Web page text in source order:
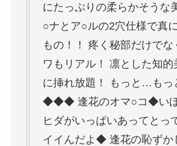
にたっぷりの柔らかそうな
○ナとア○ルの2穴仕様で真
もの！！ 疼く秘部だけで
ワもリアル！ 凛とした知的
に挿れ放題！ もっと…もっ
◆◆◆ 逢花のオマ○コ◆い
ヒダがいっぱいあってとっ
イイんだよ◆ 逢花の恥ずか